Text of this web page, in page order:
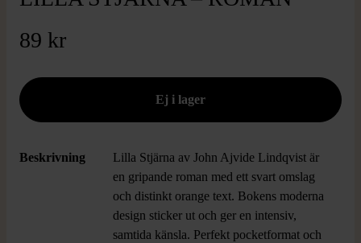
89 kr
Beskrivning
Lilla Stjärna av John Ajvide Lindqvist är
en gripande roman med ett svart omslag
och distinkt orange text. Bokens moderna
design sticker ut och ger en intensiv,
samtida känsla. Perfekt pocketformat och